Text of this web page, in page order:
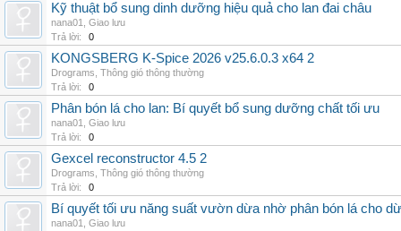
Kỹ thuật bổ sung dinh dưỡng hiệu quả cho lan đai châu
nana01
Giao lưu
Trả lời:
0
KONGSBERG K-Spice 2026 v25.6.0.3 x64 2
Drograms Thông gió thông thường
Trả lời:
0
Phân bón lá cho lan: Bí quyết bổ sung dưỡng chất tối ưu
nana01
Giao lưu
Trả lời:
0
Gexcel reconstructor 4.5 2
Drograms Thông gió thông thường
Trả lời:
0
Bí quyết tối ưu năng suất vườn dừa nhờ phân bón lá cho
nana01
Giao lưu